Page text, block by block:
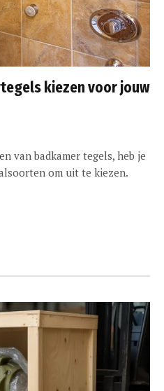
kiezen voor jouw
van badkamer tegels, heb je
om uit te kiezen.